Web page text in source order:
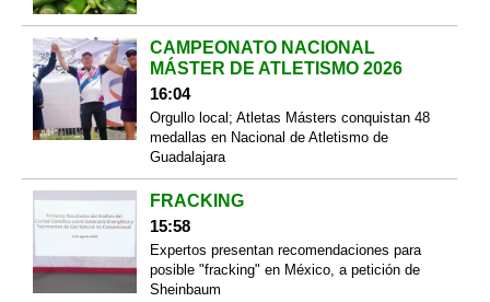
CAMPEONATO NACIONAL
MÁSTER DE ATLETISMO 2026
16:04
Orgullo local; Atletas Másters conquistan 48
medallas en Nacional de Atletismo de
Guadalajara
FRACKING
15:58
Expertos presentan recomendaciones para
posible "fracking" en México, a petición de
Sheinbaum